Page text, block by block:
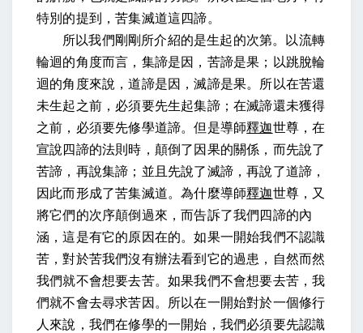
特別的提到，苦集滅道這四諦。
所以我們剛剛所介紹的是生起的次第。以流轉
輪迴的角度而言，集諦是因，苦諦是果；以跳脫輪
迴的角度來說，道諦是因，滅諦是果。所以在苦還
未生起之前，必須要先生起集諦；在滅諦還未獲得
之前，必須要先修學道諦。但是導師釋迦世尊，在
宣說四諦的法則時，顛倒了因果的關係，而先說了
苦諦，再說集諦；並且先說了滅諦，再說了道諦，
因此而形成了苦集滅道。為什麼導師釋迦世尊，又
將它們的次序顛倒過來，而告訴了我們四諦的內
涵，這是有它的原因在的。如果一開始我們不認識
苦，對於苦我們沒有辦法看到它的過患，自然而然
我們就不會想要去苦。如果我們不會想要去苦，我
們就不會去尋求苦因。所以在一開始對於一個修行
人來說，我們在修學的一開始，我們必須要先認識